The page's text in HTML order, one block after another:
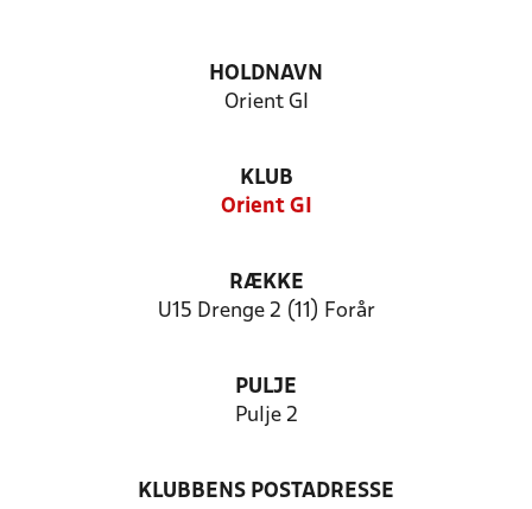
HOLDNAVN
Orient GI
KLUB
Orient GI
RÆKKE
U15 Drenge 2 (11) Forår
PULJE
Pulje 2
KLUBBENS POSTADRESSE